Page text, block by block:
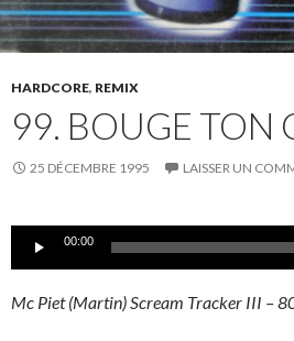
HARDCORE, REMIX
99. BOUGE TON
25 DÉCEMBRE 1995 LAISSER UN
Lecteur00:00
Mc Piet (Martin) Scream Tracker III –